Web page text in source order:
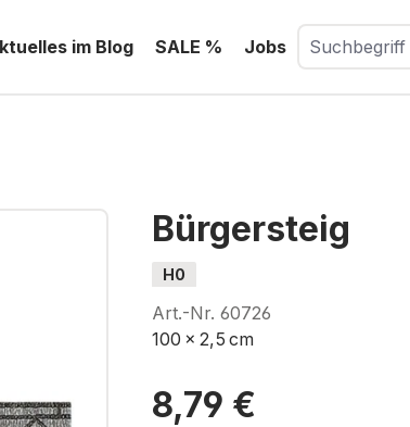
im Blog SALE % Jobs
Bürgersteig
H0
Art.-Nr.60726
100 x 2,5 cm
8,79 €